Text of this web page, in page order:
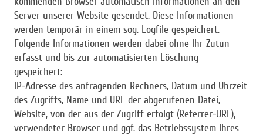
Server unserer Website gesendet. Diese Informationen
werden temporär in einem sog. Logfile gespeichert.
Folgende Informationen werden dabei ohne Ihr Zutun
erfasst und bis zur automatisierten Löschung
gespeichert:
IP-Adresse des anfragenden Rechners, Datum und Uhrzeit
des Zugriffs, Name und URL der abgerufenen Datei,
Website, von der aus der Zugriff erfolgt (Referrer-URL),
verwendeter Browser und ggf. das Betriebssystem Ihres